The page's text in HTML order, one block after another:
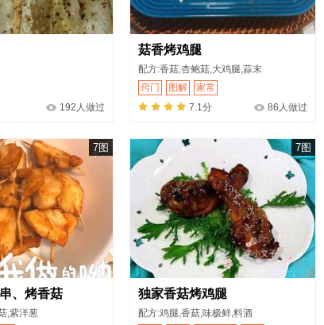
192人做过
菇香烤鸡腿
配方:香菇,杏鲍菇,大鸡腿,蒜末
窍门
图解
家常
7.1分
86人做过
7图
、烤香菇
,紫洋葱
7图
独家香菇烤鸡腿
配方:鸡腿,香菇,味极鲜,料酒